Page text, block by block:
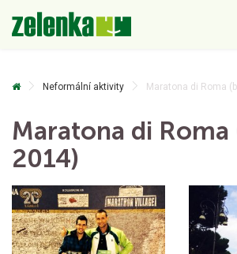
Neformální aktivity Maratona di Roma
Maratona di Roma
2014)